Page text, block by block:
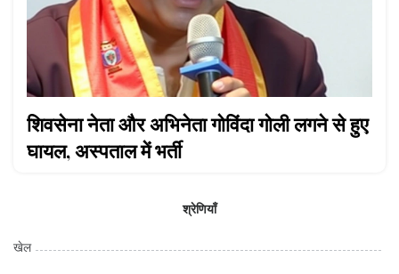
शिवसेना नेता और अभिनेता गोविंदा गोली लगने से हुए
घायल, अस्पताल में भर्ती
श्रेणियाँ
खेल